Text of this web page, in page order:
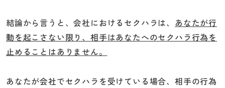
結論から言うと、会社におけるセクハラは、 あなたが行
動を起こさない限り、相手はあなたへのセクハラ行為を
止めることはありません。
あなたが会社でセクハラを受けている場合、相手の行為